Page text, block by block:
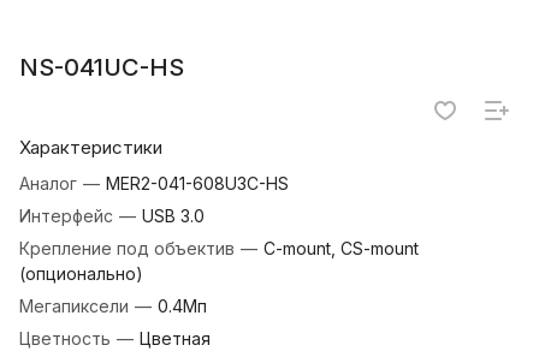
NS-041UC-HS
Характеристики
Аналог — MER2-041-608U3C-HS
Интерфейс — USB 3.0
Крепление под объектив — C-mount, CS-mount
(опционально)
Мегапиксели — 0.4Мп
Цветность — Цветная